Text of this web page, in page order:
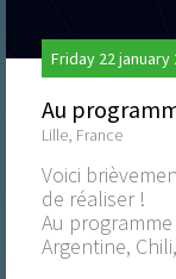
Friday 22 january
Au
Lille, France
Voici
de réaliser !
Au
Argentine,